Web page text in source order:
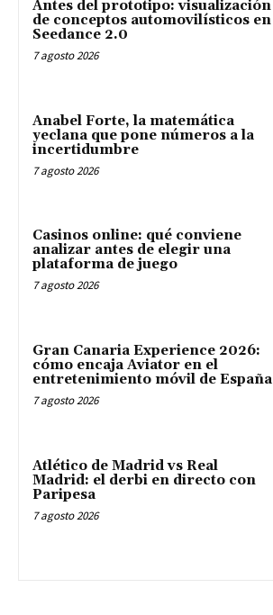
Antes del prototipo: visualización
de conceptos automovilísticos en
Seedance 2.0
7 agosto 2026
Anabel Forte, la matemática
yeclana que pone números a la
incertidumbre
7 agosto 2026
Casinos online: qué conviene
analizar antes de elegir una
plataforma de juego
7 agosto 2026
Gran Canaria Experience 2026:
cómo encaja Aviator en el
entretenimiento móvil de España
7 agosto 2026
Atlético de Madrid vs Real
Madrid: el derbi en directo con
Paripesa
7 agosto 2026